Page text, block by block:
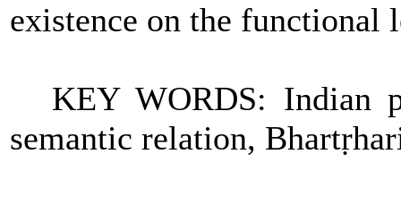
existence on the functional
KEY WORDS: Indian
semantic relation,